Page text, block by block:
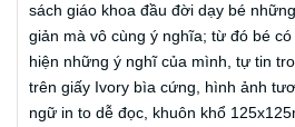
sách giáo khoa đầu đời dạy bé
giản mà vô cùng ý nghĩa; từ đó bé
hiện những ý nghĩ của mình, tự tin
trên giấy Ivory bìa cứng, hình ảnh
ngữ in to dễ đọc, khuôn khổ